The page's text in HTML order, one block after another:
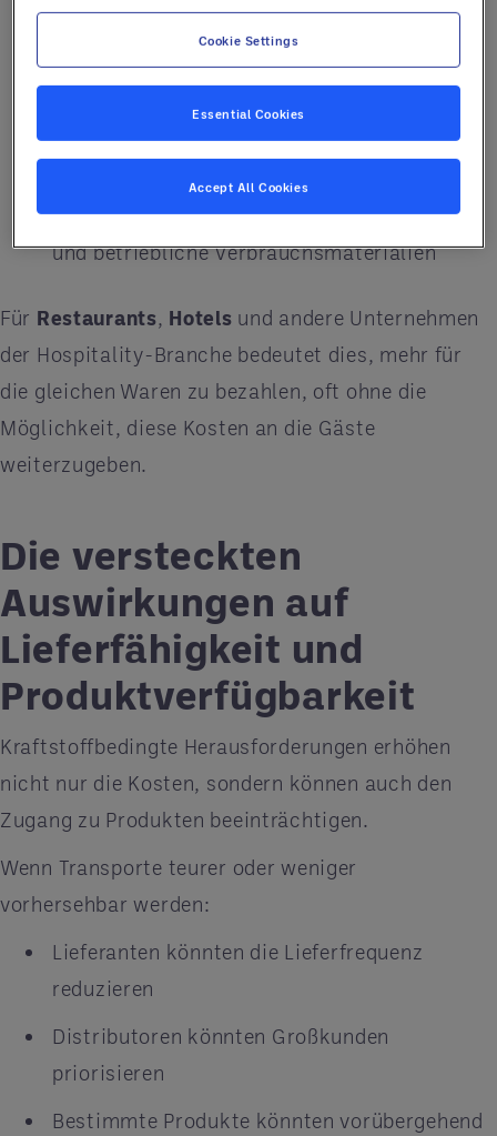
Verzögerungen oder Unregelmäßigkeiten bei
der Produktverfügbarkeit
Distributionsnetzwerke
Steigende Kosten für Lebensmittel, Getränke
und betriebliche Verbrauchsmaterialien
Für Restaurants, Hotels und andere Unternehmen
der Hospitality-Branche bedeutet dies, mehr für
die gleichen Waren zu bezahlen, oft ohne die
Möglichkeit, diese Kosten an die Gäste
weiterzugeben.
Die versteckten
Auswirkungen auf
Lieferfähigkeit und
Produktverfügbarkeit
Kraftstoffbedingte Herausforderungen erhöhen
nicht nur die Kosten, sondern können auch den
Zugang zu Produkten beeinträchtigen.
Wenn Transporte teurer oder weniger
vorhersehbar werden:
Lieferanten könnten die Lieferfrequenz
reduzieren
Distributoren könnten Großkunden
priorisieren
Bestimmte Produkte könnten vorübergehend
Cookie Settings
Essential Cookies
Accept All Cookies